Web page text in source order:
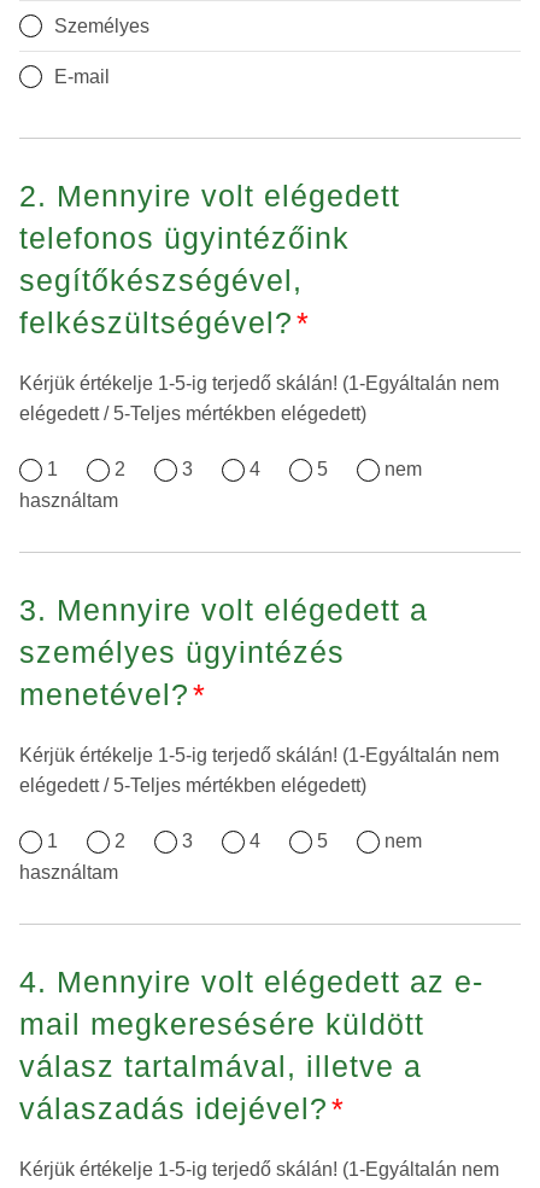
Személyes
E-mail
2. Mennyire volt elégedett
telefonos ügyintézőink
segítőkészségével,
felkészültségével?*
Kérjük értékelje 1-5-ig terjedő skálán! (1-Egyáltalán nem
elégedett / 5-Teljes mértékben elégedett)
1 2 3 4 5
nem
használtam
3. Mennyire volt elégedett a
személyes ügyintézés
menetével?*
Kérjük értékelje 1-5-ig terjedő skálán! (1-Egyáltalán nem
elégedett / 5-Teljes mértékben elégedett)
1 2 3 4 5
nem
használtam
4. Mennyire volt elégedett az e-
mail megkeresésére küldött
válasz tartalmával, illetve a
válaszadás idejével?*
Kérjük értékelje 1-5-ig terjedő skálán! (1-Egyáltalán nem